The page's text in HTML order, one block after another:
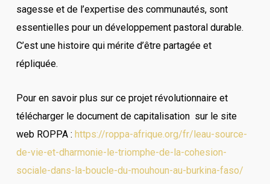
sagesse et de l’expertise des communautés, sont
essentielles pour un développement pastoral durable.
C’est une histoire qui mérite d’être partagée et
répliquée.
Pour en savoir plus sur ce projet révolutionnaire et
télécharger le document de capitalisation sur le site
web ROPPA : https://roppa-afrique.org/fr/leau-source-
de-vie-et-dharmonie-le-triomphe-de-la-cohesion-
sociale-dans-la-boucle-du-mouhoun-au-burkina-faso/